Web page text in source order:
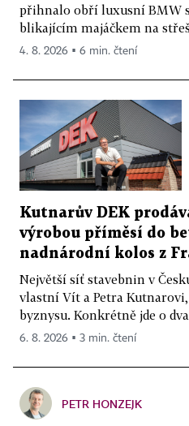
přihnalo obří luxusní BMW
blikajícím majáčkem na
4. 8. 2026 ▪ 6 min. čtení
Kutnarův DEK
výrobou příměsí do
nadnárodní kolos z
Největší síť stavebnin v
vlastní Vít a Petra Kutnarovi,
byznysu. Konkrétně jde o
6. 8. 2026 ▪ 3 min. čtení
PETR HONZEJK